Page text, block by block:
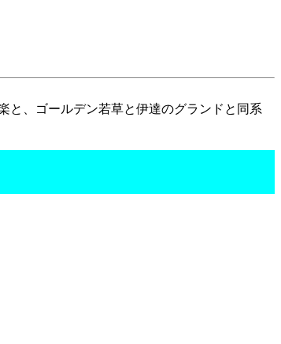
と、ゴールデン若草と伊達のグランドと同系